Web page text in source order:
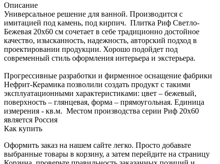
Описание
Универсальное решение для ванной. Производится с
имитацией под камень, под кирпич. Плитка Риф Светло-
Бежевая 20x60 см сочетает в себе традиционно достойное
качество, изысканность, надежность, авторский подход в
проектировании продукции. Хорошо подойдет под
современный стиль оформления интерьера и экстерьера.
Прогрессивные разработки и фирменное оснащение фабрики
Нефрит-Керамика позволили создать продукт с такими
эксплуатационными характеристиками: цвет – бежевый,
поверхность – глянцевая, форма – прямоугольная. Единица
измерения - кв.м. Местом производства серии Риф 20x60
является Россия
Как купить
Оформить заказ на нашем сайте легко. Просто добавьте
выбранные товары в корзину, а затем перейдите на страницу